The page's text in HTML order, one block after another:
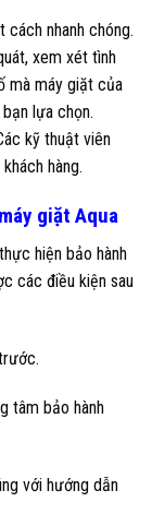
cách nhanh chóng.
xem xét tình
mà máy giặt của
lựa chọn.
kỹ thuật viên
hàng.
giặt Aqua
thực hiện bảo hành
các điều kiện sau
tâm bảo hành
với hướng dẫn